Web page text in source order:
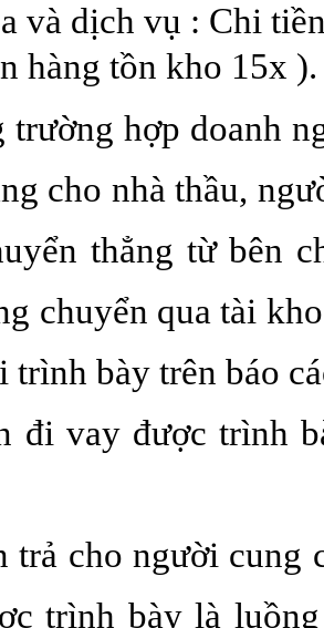
và dịch vụ : Chi
hàng tồn kho 15x ).
trường hợp doanh
cho nhà thầu,
thẳng từ bên
chuyển qua tài
trình bày trên báo
đi vay được trình
trả cho người cung
trình bày là